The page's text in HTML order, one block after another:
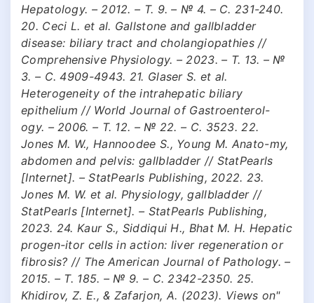
Hepatology. – 2012. – Т. 9. – № 4. – С. 231-240.
20. Ceci L. et al. Gallstone and gallbladder
disease: biliary tract and cholangiopathies //
Comprehensive Physiology. – 2023. – Т. 13. – №
3. – С. 4909-4943. 21. Glaser S. et al.
Heterogeneity of the intrahepatic biliary
epithelium // World Journal of Gastroenterol-
ogy. – 2006. – Т. 12. – № 22. – С. 3523. 22.
Jones M. W., Hannoodee S., Young M. Anato-my,
abdomen and pelvis: gallbladder // StatPearls
[Internet]. – StatPearls Publishing, 2022. 23.
Jones M. W. et al. Physiology, gallbladder //
StatPearls [Internet]. – StatPearls Publishing,
2023. 24. Kaur S., Siddiqui H., Bhat M. H. Hepatic
progen-itor cells in action: liver regeneration or
fibrosis? // The American Journal of Pathology. –
2015. – Т. 185. – № 9. – С. 2342-2350. 25.
Khidirov, Z. E., & Zafarjon, A. (2023). Views on"